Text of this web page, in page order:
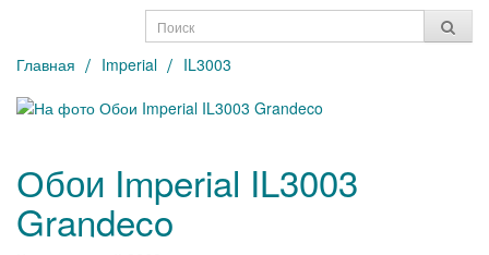
Главная Imperial IL3003
Обои Imperial IL3003
Grandeco